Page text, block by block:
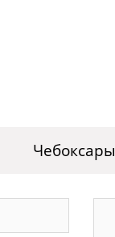
Чебоксары